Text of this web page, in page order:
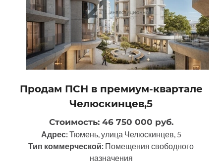
Продам ПСН в пpемиум-квaрталe
Челюскинцев,5
Стоимость: 46 750 000 руб.
Адрес:Тюмень, улица Челюскинцев, 5
Тип коммерческой: Помещения свободного
назначения